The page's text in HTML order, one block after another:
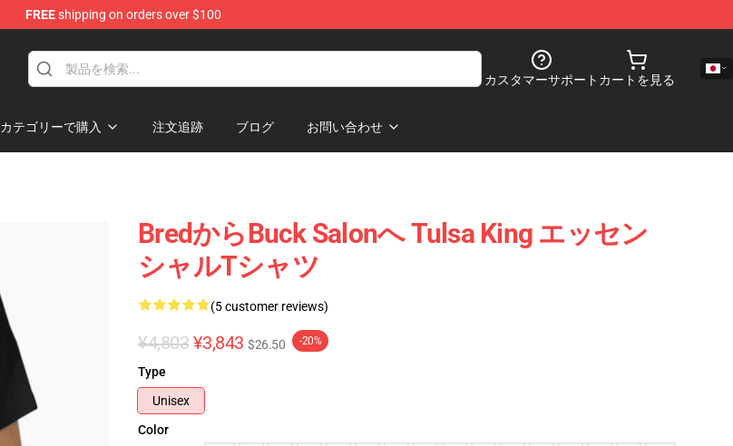
FREEshipping on orders over $100
カスタマーサポート カートを見る
カテゴリーで購入 注文追跡 ブログ お問い合わせ
BredからBuck Salonへ Tulsa King エッセン
シャルTシャツ
(5 customer reviews)
¥4,803 ¥3,843 $26.50 -20%
Type
Unisex
Color